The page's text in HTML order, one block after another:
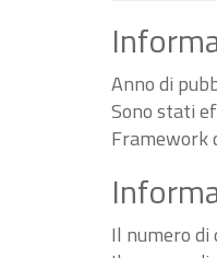
Anno di
Sono stati
Framework
Il numero